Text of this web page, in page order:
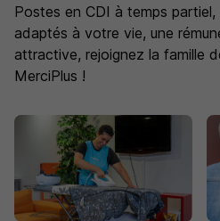
Postes en CDI à temps
adaptés à votre vie, une
attractive, rejoignez la famille
MerciPlus !